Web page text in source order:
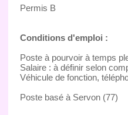
Permis B
Conditions d'emploi :
Poste à pourvoir à temps
Salaire : à définir selon
Véhicule de fonction,
Poste basé à Servon (77)